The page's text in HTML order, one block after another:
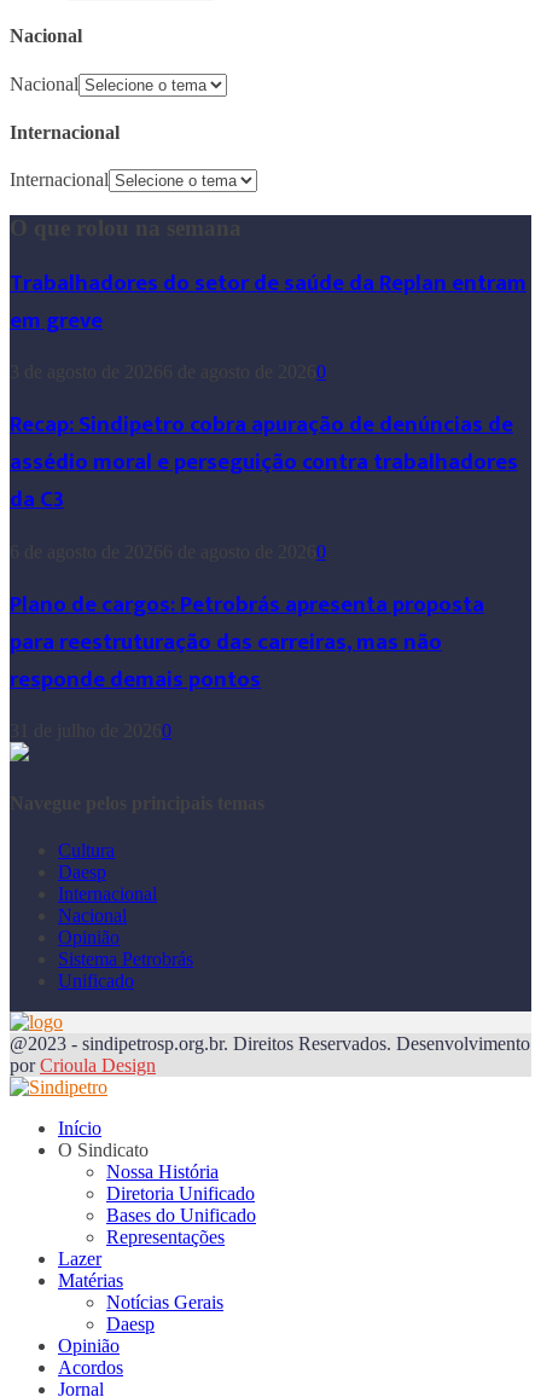
Nacional
Nacional
Internacional
Internacional
O que rolou na semana
Trabalhadores do setor de saúde da Replan entram
em greve
0
Recap: Sindipetro cobra apuração de denúncias de
assédio moral e perseguição contra trabalhadores
da C3
0
Plano de cargos: Petrobrás apresenta proposta
para reestruturação das carreiras, mas não
responde demais pontos
0
Navegue pelos principais temas
Cultura
Daesp
Internacional
Nacional
Opinião
Sistema Petrobrás
Unificado
@2023 - sindipetrosp.org.br. Direitos Reservados. Desenvolvimento
porCrioula Design
Início
O Sindicato
Nossa História
Diretoria Unificado
Bases do Unificado
Representações
Lazer
Matérias
Notícias Gerais
Daesp
Opinião
Acordos
Jornal